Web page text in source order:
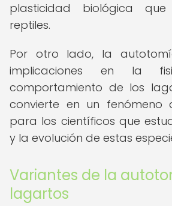
plasticidad biológica
reptiles.
Por otro lado, la
implicaciones en la
comportamiento de los
convierte en un fenómeno
para los científicos que
y la evolución de estas
Variantes de la
lagartos